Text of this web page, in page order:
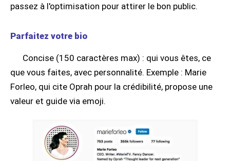
passez à l'optimisation pour attirer le bon public.
Parfaitez votre bio
Concise (150 caractères max) : qui vous êtes, ce
que vous faites, avec personnalité. Exemple : Marie
Forleo, qui cite Oprah pour la crédibilité, propose une
valeur et guide via emoji.